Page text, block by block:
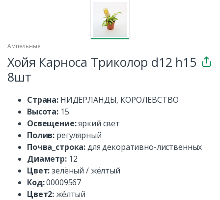
Ампельные
Хойя Карноса Триколор d12 h15
8шт
Страна: НИДЕРЛАНДЫ, КОРОЛЕВСТВО
Высота: 15
Освещение:яркий свет
Полив: регулярный
Почва_строка:для декоративно-лиственных
Диаметр: 12
Цвет:зелёный / жёлтый
Код:00009567
Цвет2:жёлтый